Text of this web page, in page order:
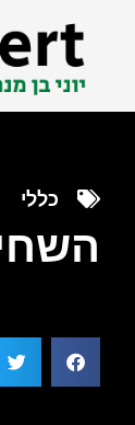
כללי